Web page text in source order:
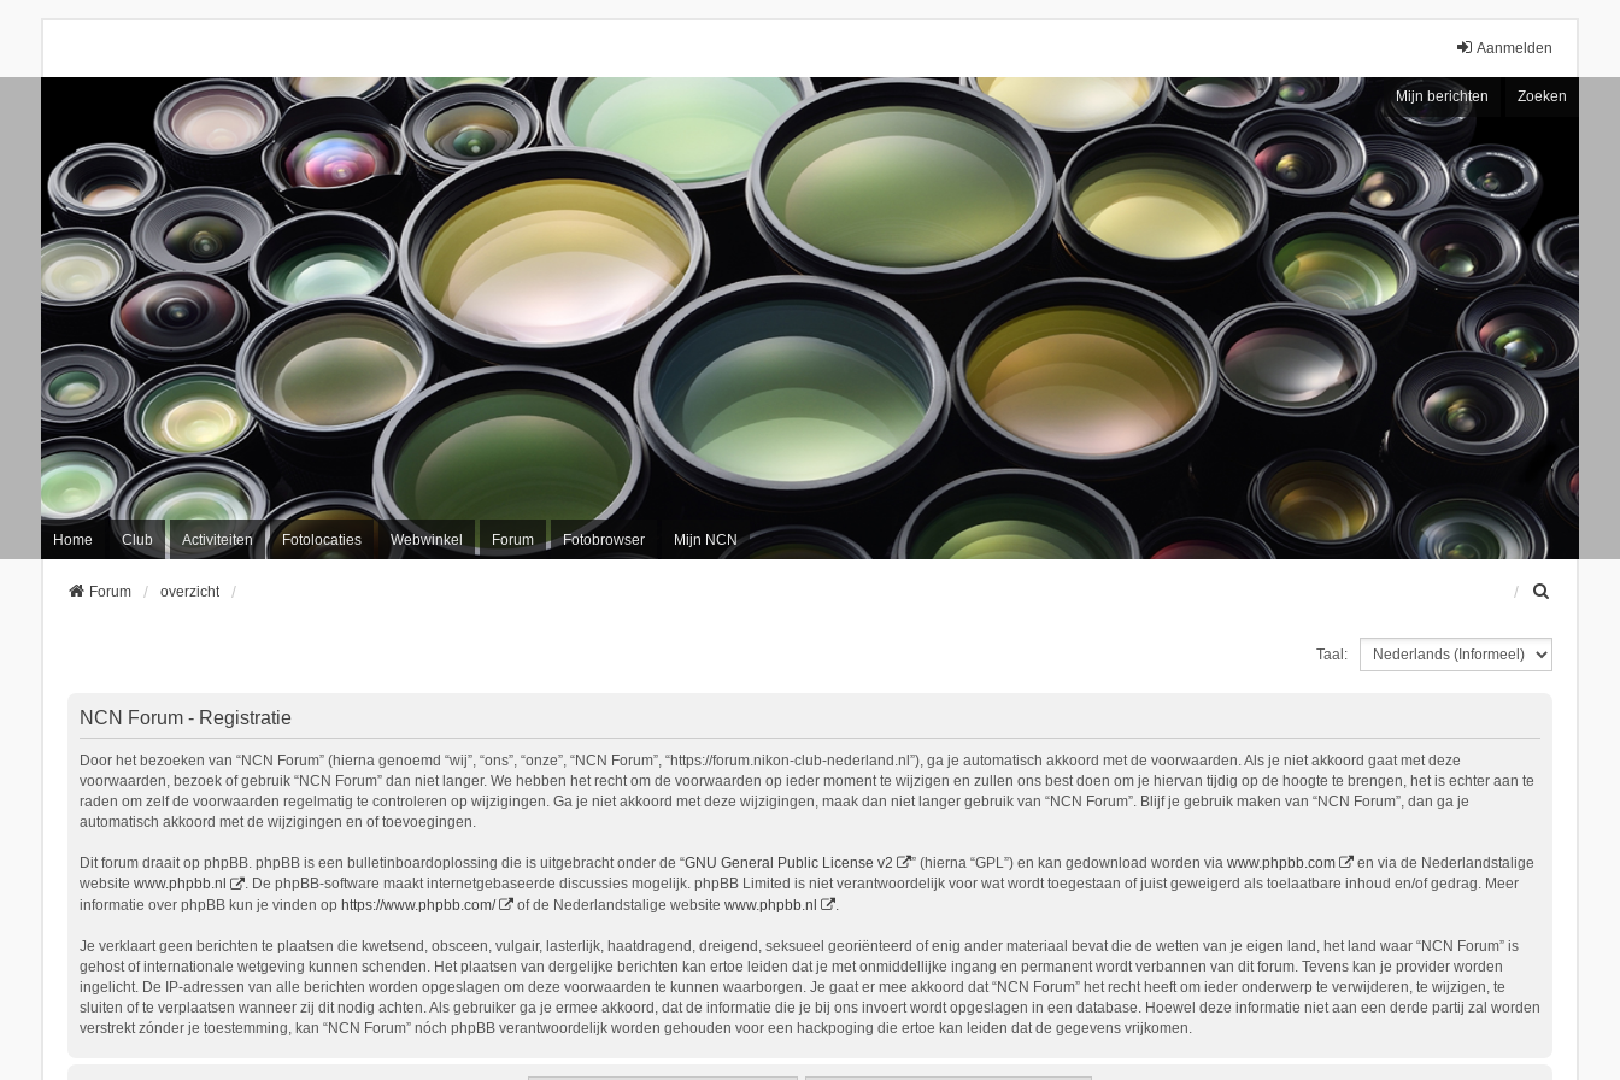
Aanmelden
Mijn berichten Zoeken
Home Club Activiteiten Fotolocaties Webwinkel Forum Fotobrowser Mijn NCN
Forum overzicht
e
Taal:
NCN Forum - Registratie
Door het bezoeken van “NCN Forum” (hierna genoemd “wij”, “ons”, “onze”, “NCN Forum”, “https://forum.nikon-club-nederland.nl”), ga je automatisch akkoord met de voorwaarden. Als je niet akkoord gaat met deze
voorwaarden, bezoek of gebruik “NCN Forum” dan niet langer. We hebben het recht om de voorwaarden op ieder moment te wijzigen en zullen ons best doen om je hiervan tijdig op de hoogte te brengen, het is echter aan te
raden om zelf de voorwaarden regelmatig te controleren op wijzigingen. Ga je niet akkoord met deze wijzigingen, maak dan niet langer gebruik van “NCN Forum”. Blijf je gebruik maken van “NCN Forum”, dan ga je
automatisch akkoord met de wijzigingen en of toevoegingen.
Dit forum draait op phpBB. phpBB is een bulletinboardoplossing die is uitgebracht onder de “GNU General Public License v2 ” (hierna “GPL”) en kan gedownload worden via www.phpbb.com
en via de Nederlandstalige
website www.phpbb.nl
. De phpBB-software maakt internetgebaseerde discussies mogelijk. phpBB Limited is niet verantwoordelijk voor wat wordt toegestaan of juist geweigerd als toelaatbare inhoud en/of gedrag. Meer
informatie over phpBB kun je vinden op https://www.phpbb.com/ of de Nederlandstalige website www.phpbb.nl .
Je verklaart geen berichten te plaatsen die kwetsend, obsceen, vulgair, lasterlijk, haatdragend, dreigend, seksueel georiënteerd of enig ander materiaal bevat die de wetten van je eigen land, het land waar “NCN Forum” is
gehost of internationale wetgeving kunnen schenden. Het plaatsen van dergelijke berichten kan ertoe leiden dat je met onmiddellijke ingang en permanent wordt verbannen van dit forum. Tevens kan je provider worden
ingelicht. De IP-adressen van alle berichten worden opgeslagen om deze voorwaarden te kunnen waarborgen. Je gaat er mee akkoord dat “NCN Forum” het recht heeft om ieder onderwerp te verwijderen, te wijzigen, te
sluiten of te verplaatsen wanneer zij dit nodig achten. Als gebruiker ga je ermee akkoord, dat de informatie die je bij ons invoert wordt opgeslagen in een database. Hoewel deze informatie niet aan een derde partij zal worden
verstrekt zónder je toestemming, kan “NCN Forum” nóch phpBB verantwoordelijk worden gehouden voor een hackpoging die ertoe kan leiden dat de gegevens vrijkomen.